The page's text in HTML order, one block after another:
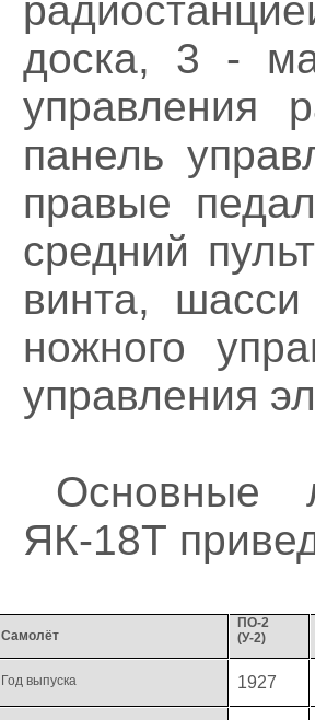
доска, 3 -
управления
панель
правые
средний
винта,
ножного
управления
Основные
ЯК-18Т
Самолёт
ПО-2
(У-2)
Год выпуска 1927